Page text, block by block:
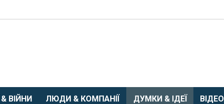
ВІЙНИ ЛЮДИ & КОМПАНІЇ ДУМКИ & ІДЕЇ ВІДЕО